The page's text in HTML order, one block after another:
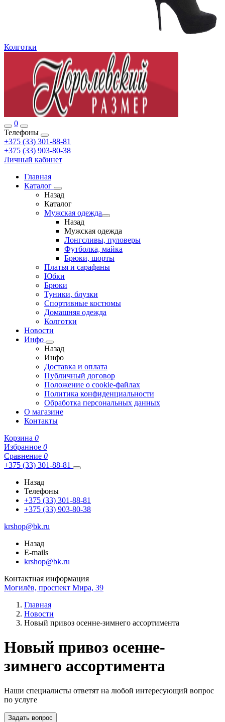
Колготки
0
Телефоны
+375 (33) 301-88-81
+375 (33) 903-80-38
Личный кабинет
Главная
Каталог
Назад
Каталог
Мужская одежда
Назад
Мужская одежда
Лонгсливы, пуловеры
Футболка, майка
Брюки, шорты
Платья и сарафаны
Юбки
Брюки
Туники, блузки
Спортивные костюмы
Домашняя одежда
Колготки
Новости
Инфо
Назад
Инфо
Доставка и оплата
Публичный договор
Положение о cookie-файлах
Политика конфиденциальности
Обработка персональных данных
О магазине
Контакты
Корзина 0
Избранное 0
Сравнение 0
+375 (33) 301-88-81
Назад
Телефоны
+375 (33) 301-88-81
+375 (33) 903-80-38
krshop@bk.ru
Назад
E-mails
krshop@bk.ru
Контактная информация
Могилёв, проспект Мира, 39
Главная
Новости
Новый привоз осенне-зимнего ассортимента
Новый привоз осенне-
зимнего ассортимента
Наши специалисты ответят на любой интересующий вопрос
по услуге
Задать вопрос